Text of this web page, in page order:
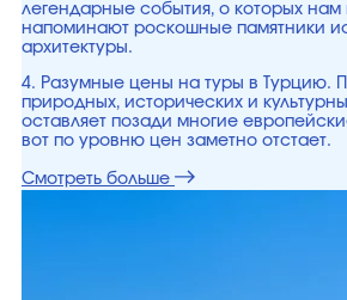
легендарные события, о которых нам
напоминают роскошные памятники
архитектуры.
4. Разумные цены на туры в Турцию.
природных, исторических и
оставляет позади многие
вот по уровню цен заметно отстает.
Смотреть больше